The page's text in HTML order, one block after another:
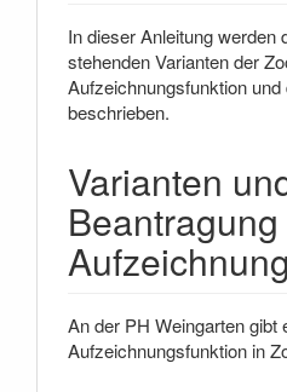
In dieser Anleitung werden
stehenden Varianten der
Aufzeichnungsfunktion
beschrieben.
Varianten
An der PH Weingarten gibt
Aufzeichnungsfunktion in